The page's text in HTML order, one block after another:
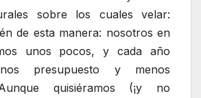
sobre los cuales velar:
de esta manera: nosotros en
unos pocos, y cada año
presupuesto y menos
quisiéramos (¡y no